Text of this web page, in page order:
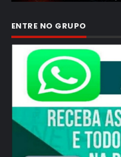
ENTRE NO GRUPO